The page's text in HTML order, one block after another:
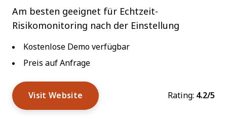
Am besten geeignet für Echtzeit-
Risikomonitoring nach der Einstellung
Kostenlose Demo verfügbar
Preis auf Anfrage
Visit Website Rating: 4.2/5